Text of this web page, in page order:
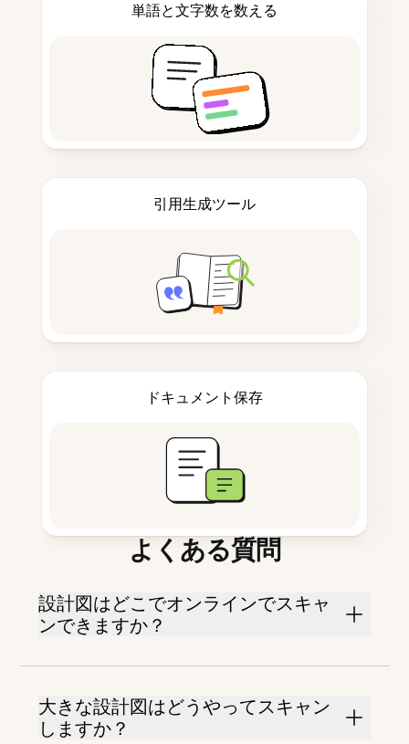
単語と文字数を数える
引用生成ツール
ドキュメント保存
よくある質問
設計図はどこでオンラインでスキャ
ンできますか？
大きな設計図はどうやってスキャン
しますか？